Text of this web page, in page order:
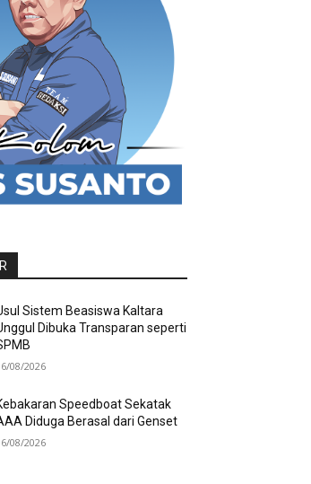
Sistem Beasiswa Kaltara
Dibuka Transparan seperti
08/2026
Speedboat Sekatak
Diduga Berasal dari Genset
08/2026